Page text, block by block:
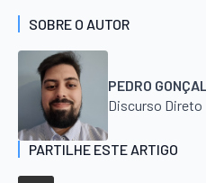
SOBRE O AUTOR
PEDRO
Discurso Direto
PARTILHE ESTE ARTIGO